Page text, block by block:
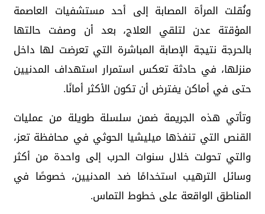
ونُقلت المرأة المصابة إلى أحد مستشفيات العاصمة
المؤقتة عدن لتلقي العلاج، بعد أن وصفت حالتها
بالحرجة نتيجة الإصابة المباشرة التي تعرضت لها داخل
منزلها، في حادثة تعكس استمرار استهداف المدنيين
حتى في أماكن يفترض أن تكون الأكثر أمانًا.
وتأتي هذه الجريمة ضمن سلسلة طويلة من عمليات
القنص التي تنفذها ميليشيا الحوثي في محافظة تعز،
والتي تحولت خلال سنوات الحرب إلى واحدة من أكثر
وسائل الترهيب استخدامًا ضد المدنيين، خصوصًا في
المناطق الواقعة على خطوط التماس.